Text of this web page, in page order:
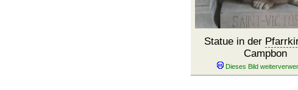
Statue in der
Campbon